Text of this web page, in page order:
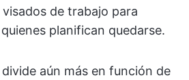
de trabajo para
planifican quedarse.
aún más en función de